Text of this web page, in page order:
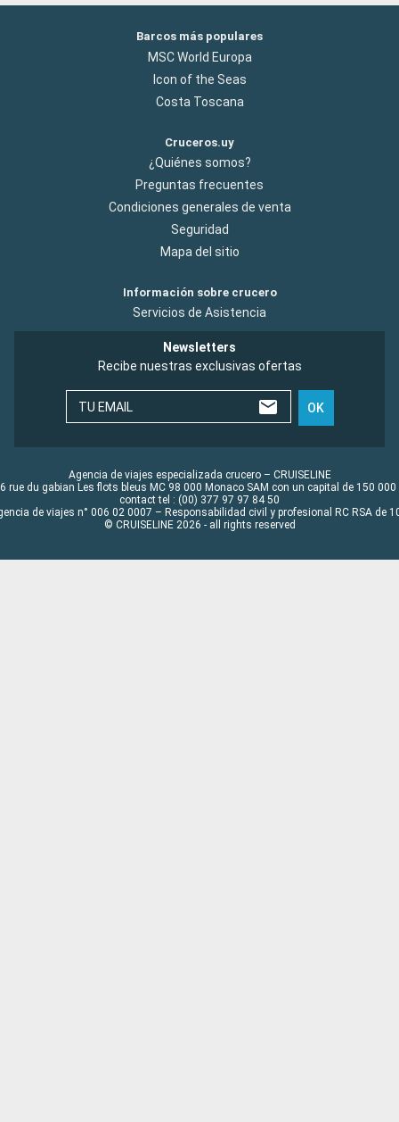
Barcos más populares
MSC World Europa
Icon of the Seas
Costa Toscana
Cruceros.uy
¿Quiénes somos?
Preguntas frecuentes
Condiciones generales de venta
Seguridad
Mapa del sitio
Información sobre crucero
Servicios de Asistencia
Newsletters
Recibe nuestras exclusivas ofertas
TU EMAIL OK
Agencia de viajes especializada crucero – CRUISELINE
rue du gabian Les flots bleus MC 98 000 Monaco SAM con un capital de 150 000
contact tel : (00) 377 97 97 84 50
de viajes n° 006 02 0007 – Responsabilidad civil y profesional RC RSA de
© CRUISELINE 2026 - all rights reserved